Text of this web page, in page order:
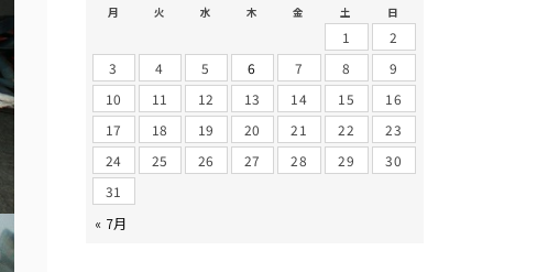
月 火 水 木 金 土 日
1
2
3
4 5 6 7 8
9
10
11 12 13 14 15
16
17
18 19 20 21 22
23
24
25 26 27 28 29
30
31
« 7月